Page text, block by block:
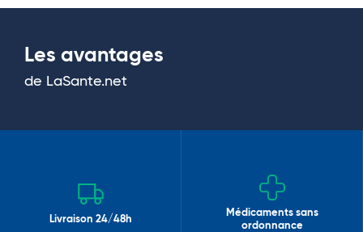
Les avantages
de LaSante.net
Livraison 24/48h
Médicaments sans
ordonnance